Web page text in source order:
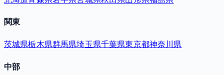
関東
茨城県栃木県群馬県埼玉県千葉県東京都神奈川県
中部